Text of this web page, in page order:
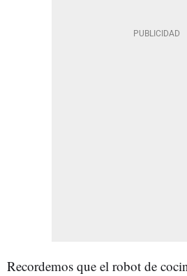
Recordemos que el robot de